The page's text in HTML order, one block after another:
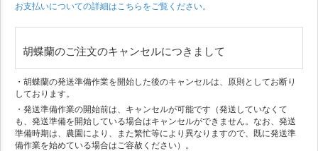
お支払いについての詳細はこちらをご覧ください。
胡蝶蘭のご注文のキャンセルにつきまして
・胡蝶蘭の発送準備作業を開始した後のキャンセルは、原則としてお断り
しております。
・発送準備作業の開始前は、キャンセルが可能です（発送していなくて
も、発送準備を開始している場合はキャンセルができません。なお、発送
準備時期は、農園により、また繁忙等により異なりますので、既に発送準
備作業を始めている場合はご容赦ください）。